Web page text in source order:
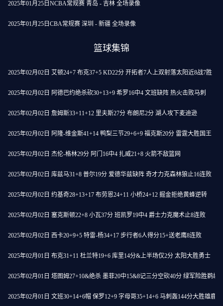
2025年01月25日NCBA常规赛 青岛 - 吉林 全场录像
2025年01月25日CBA常规赛 深圳 - 新疆 全场录像
篮球集锦
2025年02月02日 艾顿24+7 布克37+5 KD22分 开拓者7人上双射落太阳近8战7胜
2025年02月02日 阿德巴约绝杀砍30+13+9 希罗16中4 文班缺阵 热火击败马刺
2025年02月02日 詹姆斯33+11+12 里夫斯27分 布朗尼2分 湖人攻下麦迪逊
2025年02月02日 阿隆-维金斯41+14 鸭梨三节29+6+9 福克斯20分 雷霆大胜国王
2025年02月02日 杰伦-格林29分 阿门16中4 扎威21+8 火箭不敌篮网
2025年02月02日 库兹马31+8 普尔19分 爱德华兹缺阵 奇才力克森林狼止16连败
2025年02月02日 约基奇28+13+17 布劳恩24+11 小桥24+12 掘金拒绝黄蜂逆转
2025年02月02日 塞克斯顿22+8 小瓦37分 班凯罗19中4 爵士力克魔术止8连败
2025年02月02日 西卡20+9+5 特雷-杨34+17 步行者6人得分15+送老鹰8连败
2025年02月01日 布克31+11 杜兰特19+6 库里14分&上半场仅2分 太阳大胜勇士
2025年02月01日 塔图姆27+10&绝杀 墨菲20中15&8记三分空砍40分 绿军险胜鹈鹕
2025年02月01日 文班30+14+6帽 保罗12+9 字母哥35+14+6 马刺轰144分大胜雄鹿